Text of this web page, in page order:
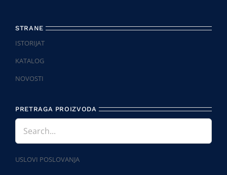
STRANE
ISTORIJAT
KATALOG
NOVOSTI
PRETRAGA PROIZVODA
USLOVI POSLOVANJA